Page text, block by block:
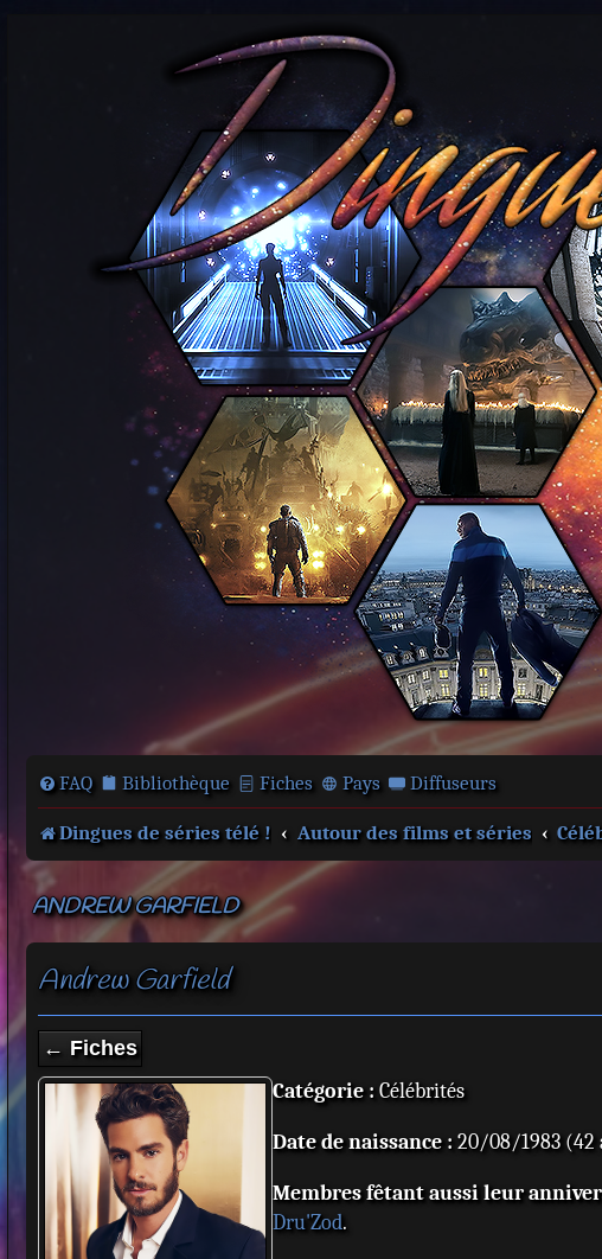
FAQ Bibliothèque Fiches Pays Diffuseurs
Dingues de séries télé ! Autour des films et séries
ANDREW GARFIELD
Andrew Garfield
← Fiches
Catégorie : Célébrités
Date de naissance : 20/08/1983 (42
Membres fêtant aussi leur
Dru'Zod.